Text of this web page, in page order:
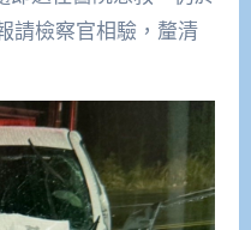
請檢察官相驗，釐清